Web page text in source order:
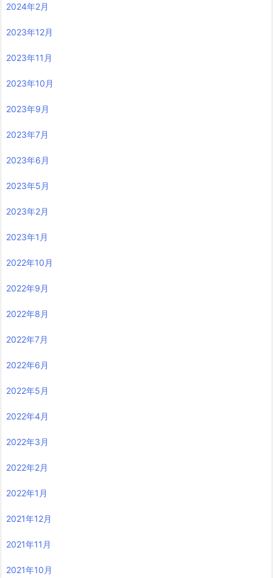
2024年2月
2023年12月
2023年11月
2023年10月
2023年9月
2023年7月
2023年6月
2023年5月
2023年2月
2023年1月
2022年10月
2022年9月
2022年8月
2022年7月
2022年6月
2022年5月
2022年4月
2022年3月
2022年2月
2022年1月
2021年12月
2021年11月
2021年10月